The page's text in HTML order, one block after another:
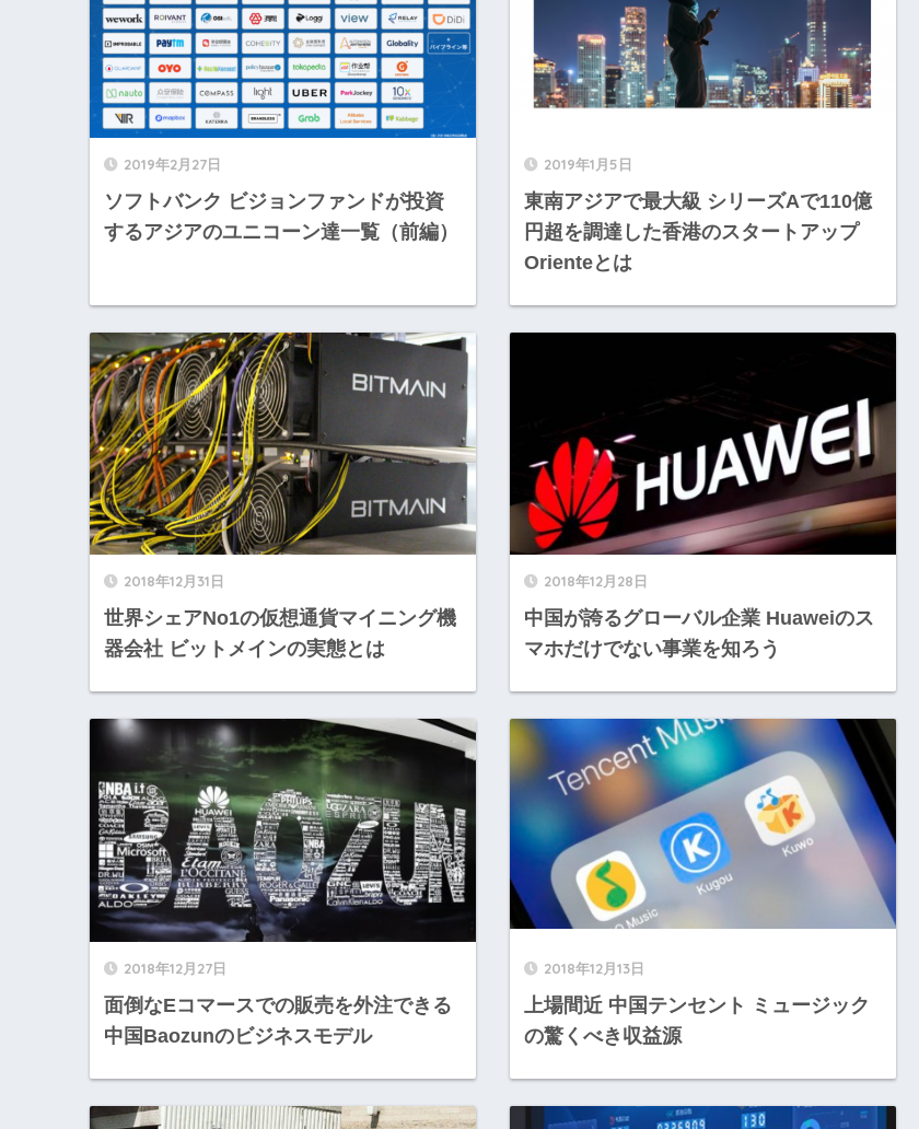
2019年2月27日
ソフトバンク ビジョンファンドが投資
するアジアのユニコーン達一覧（前編）
2019年1月5日
東南アジアで最大級 シリーズAで110億
円超を調達した香港のスタートアップ
Orienteとは
2018年12月31日
世界シェアNo1の仮想通貨マイニング機
器会社 ビットメインの実態とは
2018年12月28日
中国が誇るグローバル企業 Huaweiのス
マホだけでない事業を知ろう
2018年12月27日
面倒なEコマースでの販売を外注できる
中国Baozunのビジネスモデル
2018年12月13日
上場間近 中国テンセント ミュージック
の驚くべき収益源